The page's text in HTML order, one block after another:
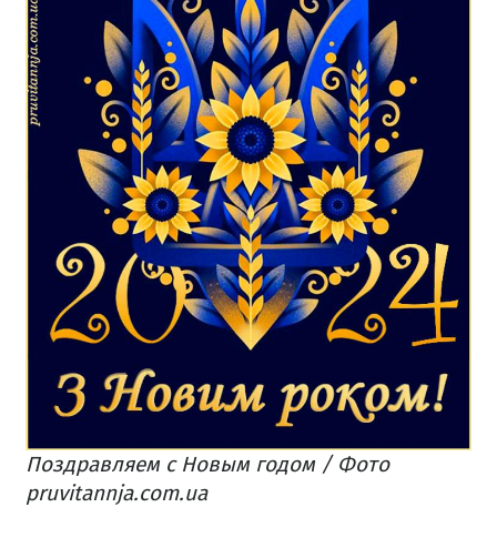
Поздравляем с Новым годом / Фото
pruvitannja.com.ua